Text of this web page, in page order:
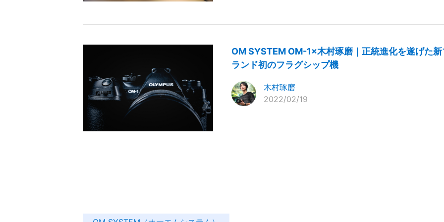
OM SYSTEM OM-1×木村琢磨｜正統進化を遂げた新
ランド初のフラグシップ機
木村琢磨
2022/02/19